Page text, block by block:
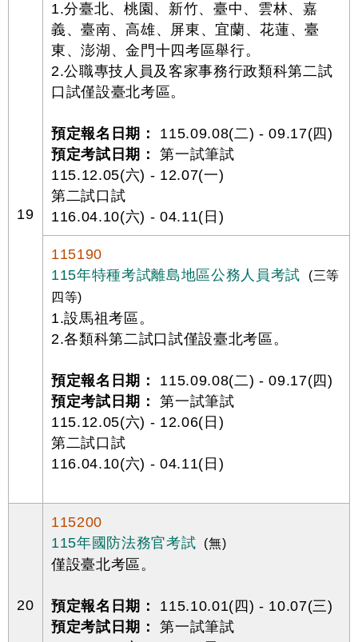
19
1.分臺北、桃園、新竹、臺中、雲林、嘉
義、臺南、高雄、屏東、宜蘭、花蓮、臺
東、澎湖、金門十四考區舉行。
2.公職專技人員及客家事務行政類科第二試
口試僅設臺北考區。
預定報名日期：
115.09.08(二) - 09.17(四)
預定考試日期：
第一試筆試
115.12.05(六) - 12.07(一)
第二試口試
116.04.10(六) - 04.11(日)
115190
115年特種考試離島地區公務人員考試
(三等
四等)
1.設馬祖考區。
2.各類科第二試口試僅設臺北考區。
預定報名日期：
115.09.08(二) - 09.17(四)
預定考試日期：
第一試筆試
115.12.05(六) - 12.06(日)
第二試口試
116.04.10(六) - 04.11(日)
20
115200
115年國防法務官考試
(無)
僅設臺北考區。
預定報名日期：
115.10.01(四) - 10.07(三)
預定考試日期：
第一試筆試